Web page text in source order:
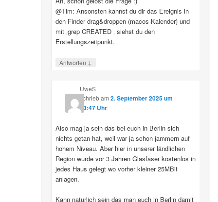
@Tim: Ansonsten kannst du dir das Ereignis in
den Finder drag&droppen (macos Kalender) und
mit ‚grep CREATED ‚ siehst du den
Erstellungszeitpunkt.
Antworten ↓
UweS
schriebam 2. September 2025 um
13:47 Uhr:
Also mag ja sein das bei euch in Berlin sich
nichts getan hat, weil war ja schon jammern auf
hohem Niveau. Aber hier in unserer ländlichen
Region wurde vor 3 Jahren Glasfaser kostenlos in
jedes Haus gelegt wo vorher kleiner 25MBit
anlagen.
Kann natürlich sein das man euch in Berlin damit